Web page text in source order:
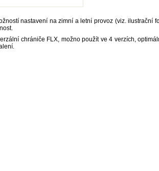
nastavení na zimní a letní provoz (viz. ilustrační
chrániče FLX, možno použít ve 4 verzích,